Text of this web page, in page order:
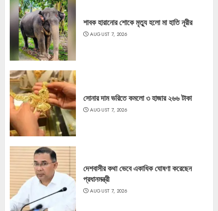
শাবক হারানোর শোকে মৃত্যু হলো মা হাতি নূরীর
AUGUST 7, 2026
সোনার দাম ভরিতে কমলো ৩ হাজার ২৬৬ টাকা
AUGUST 7, 2026
দেশবাসীর কথা ভেবে একাধিক ঘোষণা করেছেন
প্রধানমন্ত্রী
AUGUST 7, 2026